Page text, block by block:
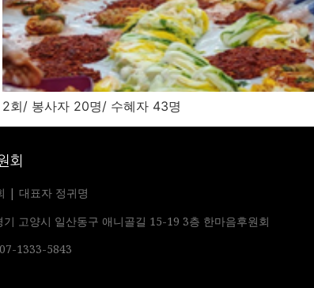
2회/ 봉사자 20명/ 수혜자 43명
회
| 대표자 정귀명
고양시 일산동구 애니골길 15-19 3층 한마음후원회
1333-5843